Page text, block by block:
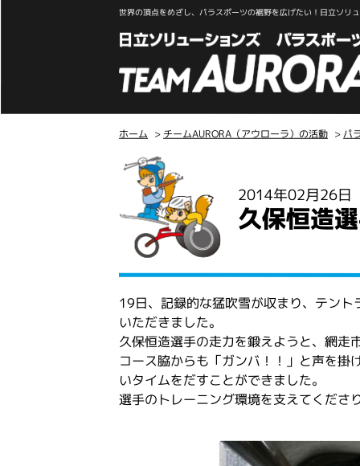
世界の頂点をめざし、パラスポーツの裾野を広げたい！日立ソリ
ホーム > チームAURORA（アウローラ）の活動 >パ
2014年02月26日
久保恒造
19日、記録的な猛吹雪が収まり、テン
いただきました。
久保恒造選手の走力を鍛えようと、網走
コース脇からも「ガンバ！！」と声を掛
いタイムをだすことができました。
選手のトレーニング環境を支えてくださ